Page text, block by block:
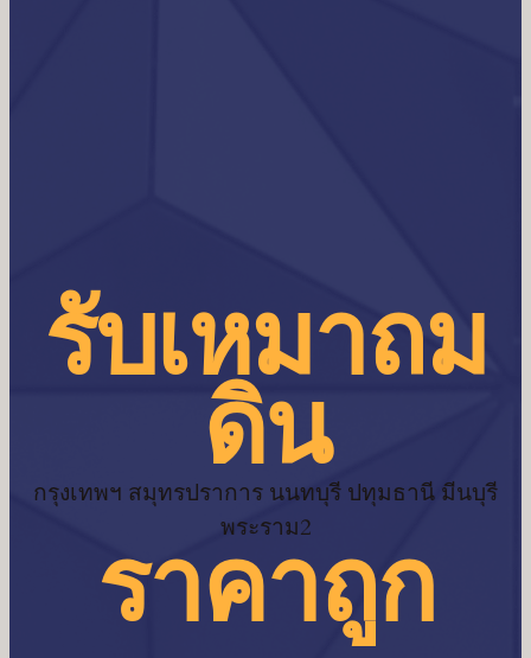
รับเหมาถม
ดิน
กรุงเทพฯ สมุทรปราการ นนทบุรี ปทุมธานี มีนบุรี
พระราม2
ราคาถูก